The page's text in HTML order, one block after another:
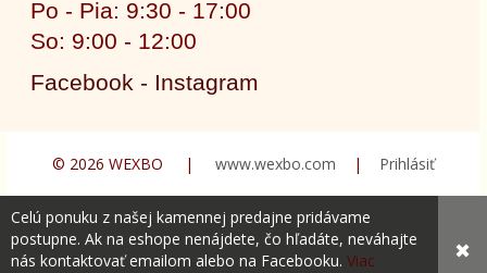
Po - Pia: 9:30 - 17:00
So: 9:00 - 12:00
Facebook - Instagram
© 2026 WEXBO | www.wexbo.com | Prihlásiť
Celú ponuku z našej kamennej predajne pridávame
postupne. Ak na eshope nenájdete, čo hľadáte, neváhajte
nás kontaktovať emailom alebo na Facebooku. Viac
✖